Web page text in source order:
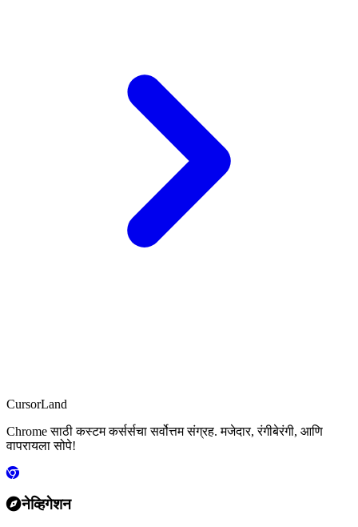
CursorLand
Chrome साठी कस्टम कर्सर्सचा सर्वोत्तम संग्रह. मजेदार, रंगीबेरंगी, आणि
वापरायला सोपे!
नेव्हिगेशन